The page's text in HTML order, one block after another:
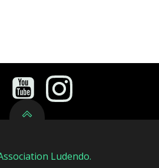
Ludendo.